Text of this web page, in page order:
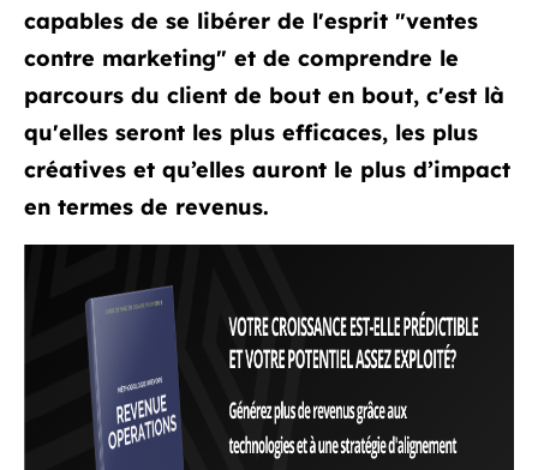
capables de se libérer de l'esprit "ventes
contre marketing" et de comprendre le
parcours du client de bout en bout, c'est là
qu'elles seront les plus efficaces, les plus
créatives et qu’elles auront le plus d’impact
en termes de revenus.